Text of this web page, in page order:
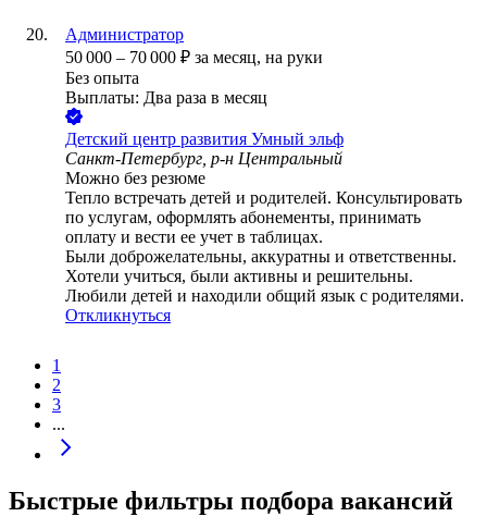
Администратор
50 000 – 70 000 ₽ за месяц, на руки
Без опыта
Выплаты: Два раза в месяц
Детский центр развития Умный эльф
Санкт-Петербург, р-н Центральный
Можно без резюме
Тепло встречать детей и родителей. Консультировать
по услугам, оформлять абонементы, принимать
оплату и вести ее учет в таблицах. ️
Были доброжелательны, аккуратны и ответственны.
Хотели учиться, были активны и решительны.
Любили детей и находили общий язык с родителями.
Откликнуться
1
2
3
...
Быстрые фильтры подбора вакансий